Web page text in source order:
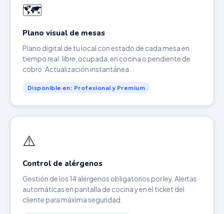
🗺️
Plano visual de mesas
Plano digital de tu local con estado de cada mesa en
tiempo real: libre, ocupada, en cocina o pendiente de
cobro. Actualización instantánea.
Disponible en: Profesional y Premium
⚠️
Control de alérgenos
Gestión de los 14 alérgenos obligatorios por ley. Alertas
automáticas en pantalla de cocina y en el ticket del
cliente para máxima seguridad.